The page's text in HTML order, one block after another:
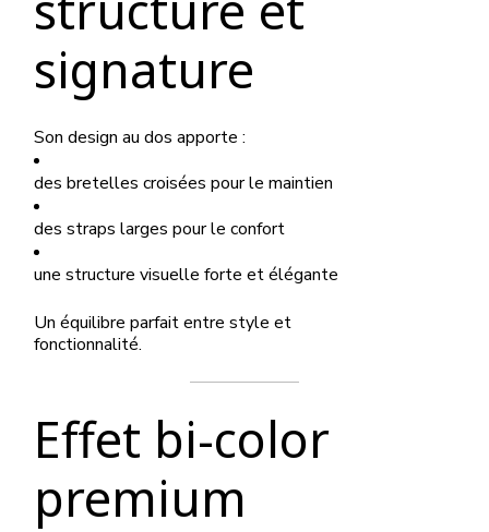
signature
Son design au dos apporte :
des bretelles croisées pour le maintien
des straps larges pour le confort
une structure visuelle forte et élégante
Un équilibre parfait entre style et
fonctionnalité.
Effet bi-color
premium